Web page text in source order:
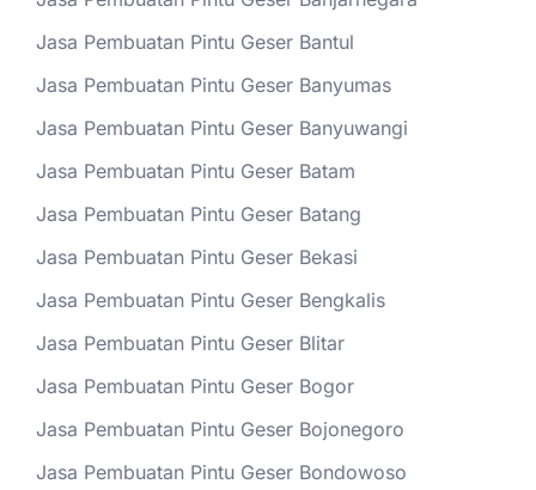
Jasa Pembuatan Pintu Geser Bantul
Jasa Pembuatan Pintu Geser Banyumas
Jasa Pembuatan Pintu Geser Banyuwangi
Jasa Pembuatan Pintu Geser Batam
Jasa Pembuatan Pintu Geser Batang
Jasa Pembuatan Pintu Geser Bekasi
Jasa Pembuatan Pintu Geser Bengkalis
Jasa Pembuatan Pintu Geser Blitar
Jasa Pembuatan Pintu Geser Bogor
Jasa Pembuatan Pintu Geser Bojonegoro
Jasa Pembuatan Pintu Geser Bondowoso